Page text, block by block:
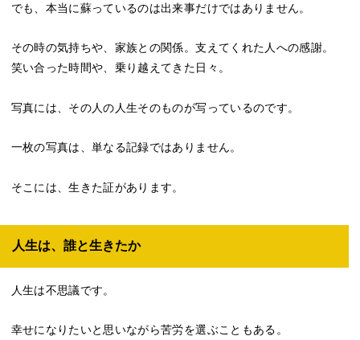
でも、本当に蘇っているのは出来事だけではありません。
その時の気持ちや、家族との関係。支えてくれた人への感謝。
笑い合った時間や、乗り越えてきた日々。
写真には、その人の人生そのものが写っているのです。
一枚の写真は、単なる記録ではありません。
そこには、生きた証があります。
人生は、誰と生きたか
人生は不思議です。
幸せになりたいと思いながら苦労を選ぶこともある。